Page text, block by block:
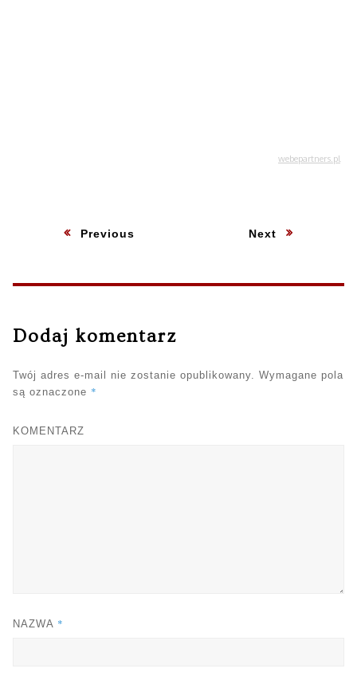
Nawigacja
Previous Next
Dodaj komentarz
Twój adres e-mail nie zostanie opublikowany.
Wymagane pola
są oznaczone *
KOMENTARZ
NAZWA *